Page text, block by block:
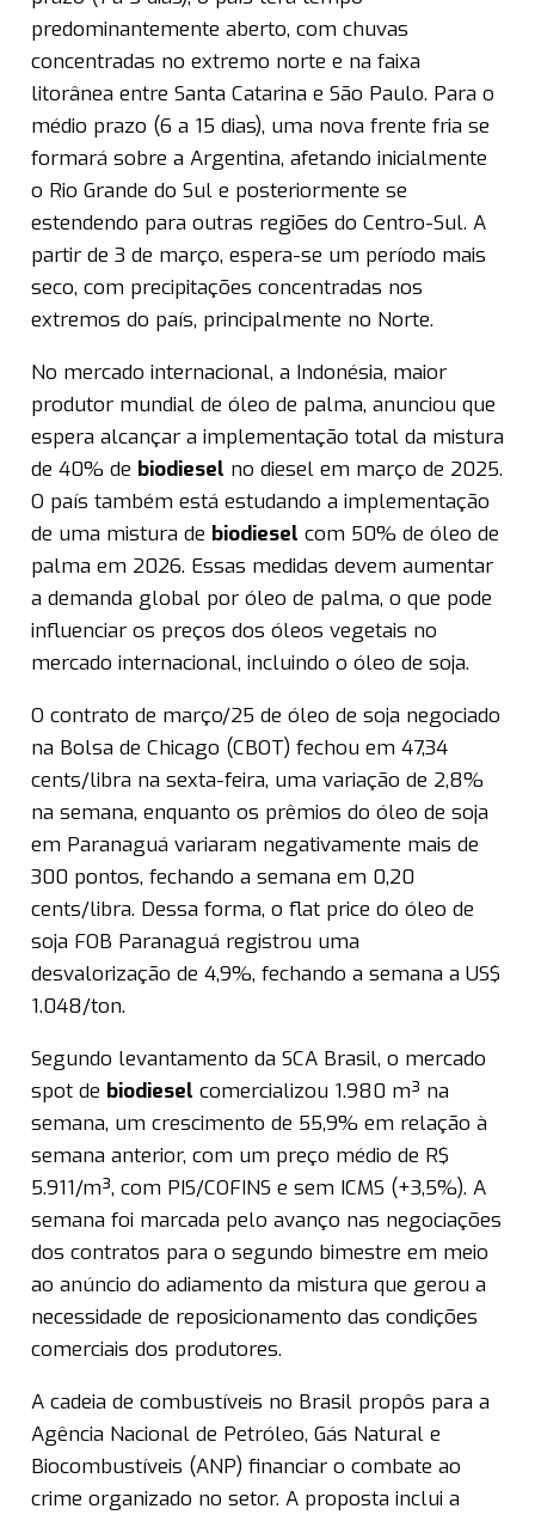
predominantemente aberto, com chuvas
concentradas no extremo norte e na faixa
litorânea entre Santa Catarina e São Paulo. Para o
médio prazo (6 a 15 dias), uma nova frente fria se
formará sobre a Argentina, afetando inicialmente
o Rio Grande do Sul e posteriormente se
estendendo para outras regiões do Centro-Sul. A
partir de 3 de março, espera-se um período mais
seco, com precipitações concentradas nos
extremos do país, principalmente no Norte.
No mercado internacional, a Indonésia, maior
produtor mundial de óleo de palma, anunciou que
espera alcançar a implementação total da mistura
de 40% de biodiesel no diesel em março de 2025.
O país também está estudando a implementação
de uma mistura de biodiesel com 50% de óleo de
palma em 2026. Essas medidas devem aumentar
a demanda global por óleo de palma, o que pode
influenciar os preços dos óleos vegetais no
mercado internacional, incluindo o óleo de soja.
O contrato de março/25 de óleo de soja negociado
na Bolsa de Chicago (CBOT) fechou em 47,34
cents/libra na sexta-feira, uma variação de 2,8%
na semana, enquanto os prêmios do óleo de soja
em Paranaguá variaram negativamente mais de
300 pontos, fechando a semana em 0,20
cents/libra. Dessa forma, o flat price do óleo de
soja FOB Paranaguá registrou uma
desvalorização de 4,9%, fechando a semana a US$
1.048/ton.
Segundo levantamento da SCA Brasil, o mercado
spot de biodiesel comercializou 1.980 m³ na
semana, um crescimento de 55,9% em relação à
semana anterior, com um preço médio de R$
5.911/m³, com PIS/COFINS e sem ICMS (+3,5%). A
semana foi marcada pelo avanço nas negociações
dos contratos para o segundo bimestre em meio
ao anúncio do adiamento da mistura que gerou a
necessidade de reposicionamento das condições
comerciais dos produtores.
A cadeia de combustíveis no Brasil propôs para a
Agência Nacional de Petróleo, Gás Natural e
Biocombustíveis (ANP) financiar o combate ao
crime organizado no setor. A proposta inclui a